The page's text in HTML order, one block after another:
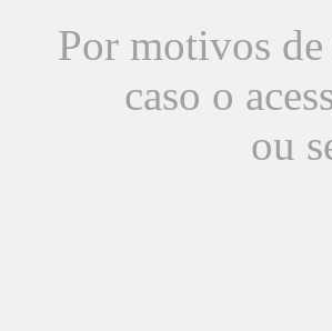
Por motivos de
caso o
ou